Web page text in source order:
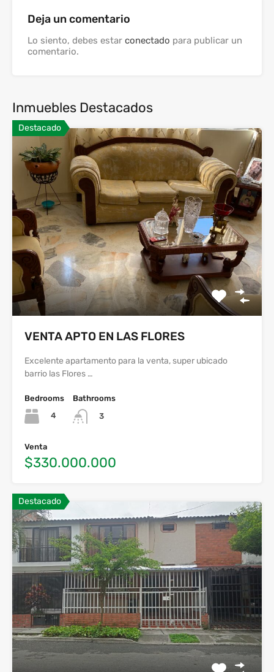
Deja un comentario
Lo siento, debes estar conectado para publicar un
comentario.
Inmuebles Destacados
Destacado
VENTA APTO EN LAS FLORES
Excelente apartamento para la venta, super ubicado
barrio las Flores …
Bedrooms
4
Bathrooms
3
Venta
$330.000.000
Destacado